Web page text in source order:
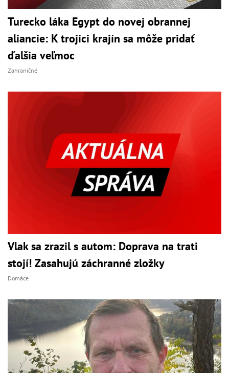
Turecko láka Egypt do novej obrannej
aliancie: K trojici krajín sa môže pridať
ďalšia veľmoc
Zahraničné
Vlak sa zrazil s autom: Doprava na trati
stojí! Zasahujú záchranné zložky
Domáce